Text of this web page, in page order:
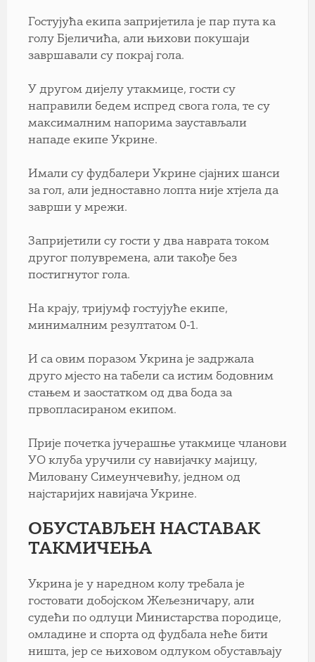
Гостујућа екипа запријетила је пар пута ка
голу Бјеличића, али њихови покушаји
завршавали су покрај гола.
У другом дијелу утакмице, гости су
направили бедем испред свога гола, те су
максималним напорима заустављали
нападе екипе Укрине.
Имали су фудбалери Укрине сјајних шанси
за гол, али једноставно лопта није хтјела да
заврши у мрежи.
Запријетили су гости у два наврата током
другог полувремена, али такође без
постигнутог гола.
На крају, тријумф гостујуће екипе,
минималним резултатом 0-1.
И са овим поразом Укрина је задржала
друго мјесто на табели са истим бодовним
стањем и заостатком од два бода за
првопласираном екипом.
Прије почетка јучерашње утакмице чланови
УО клуба уручили су навијачку мајицу,
Миловану Симеунчевићу, једном од
најстаријих навијача Укрине.
ОБУСТАВЉЕН НАСТАВАК
ТАКМИЧЕЊА
Укрина је у наредном колу требала је
гостовати добојском Жељезничару, али
судећи по одлуци Министарства породице,
омладине и спорта од фудбала неће бити
ништа, јер се њиховом одлуком обустављају